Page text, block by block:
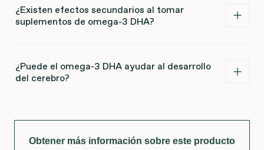
¿Existen efectos secundarios al tomar
suplementos de omega-3 DHA?
¿Puede el omega-3 DHA ayudar al desarrollo
del cerebro?
Obtener más información sobre este producto